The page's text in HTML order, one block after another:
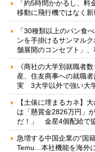
「約5時間かかるし、
移動に飛行機ではなく
「30種類以上のパン食
ンを手掛けるサンマル
舗展開のコンセプト」
《商社の大学別就職者
産、住友商事への就職
実 3大学以外で強い大
【土俵に埋まるカネ】
は「懸賞金2826万円」
だ！」 金星4個配給で
急増する中国企業の“国
Temu…本社機能を海外